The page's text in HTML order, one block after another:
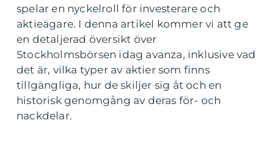
spelar en nyckelroll för investerare och
aktieägare. I denna artikel kommer vi att ge
en detaljerad översikt över
Stockholmsbörsen idag avanza, inklusive vad
det är, vilka typer av aktier som finns
tillgängliga, hur de skiljer sig åt och en
historisk genomgång av deras för- och
nackdelar.